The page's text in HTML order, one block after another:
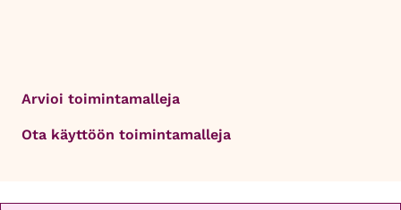
Arvioi toimintamalleja
Ota käyttöön toimintamalleja